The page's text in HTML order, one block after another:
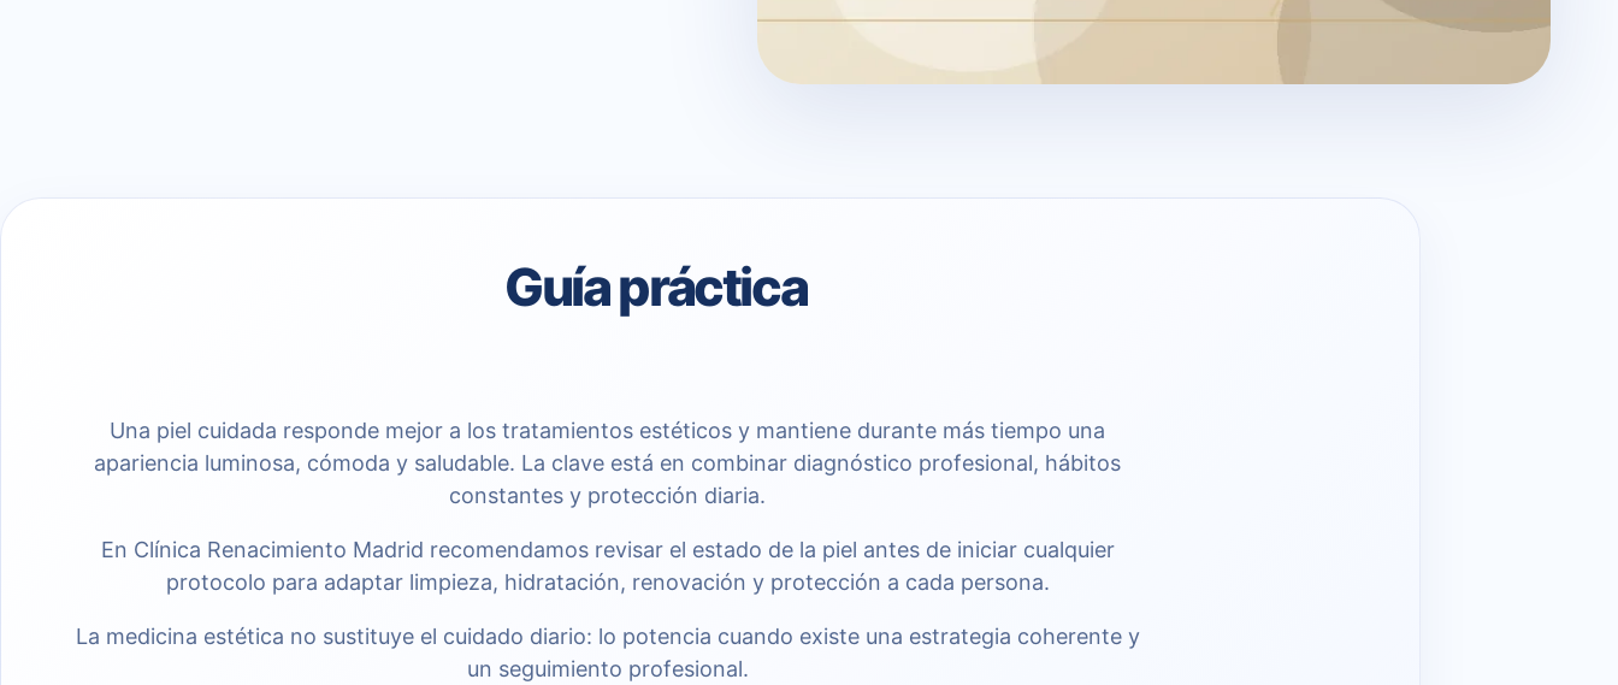
Guía práctica
Una piel cuidada responde mejor a los tratamientos estéticos y mantiene durante más tiempo una
apariencia luminosa, cómoda y saludable. La clave está en combinar diagnóstico profesional, hábitos
constantes y protección diaria.
En Clínica Renacimiento Madrid recomendamos revisar el estado de la piel antes de iniciar cualquier
protocolo para adaptar limpieza, hidratación, renovación y protección a cada persona.
La medicina estética no sustituye el cuidado diario: lo potencia cuando existe una estrategia coherente y
un seguimiento profesional.